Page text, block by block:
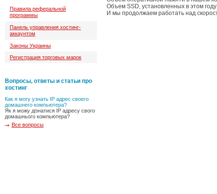
Объем SSD, установленных в этом году
И мы продолжаем работать над
Правила реферальной
программы
Панель управления хостинг-
аккаунтом
Законы Украины
Регистрация торговых марок
Вопросы, ответы и статьи про
хостинг
Как я могу узнать IP адрес своего
домашнего компьютера?
Як я можу дізнатися IP адресу свого
домашнього компьютера?
Все вопросы